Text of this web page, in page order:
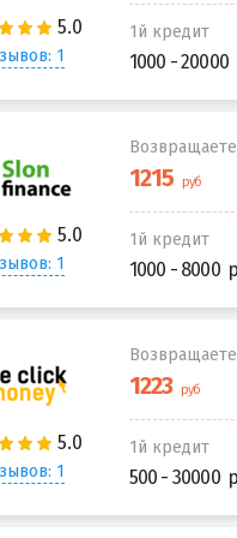
1
1й кредит
1000 - 20000
1
Возвращаете
1й кредит
1000 - 8000
1
Возвращаете
1й кредит
500 - 30000